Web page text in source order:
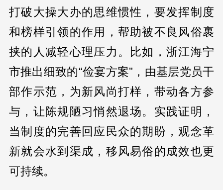
打破大操大办的思维惯性，要发挥制度
和榜样引领的作用，帮助被不良风俗裹
挟的人减轻心理压力。比如，浙江海宁
市推出细致的“俭宴方案”，由基层党员干
部作示范，为新风尚打样，带动各方参
与，让陈规陋习悄然退场。实践证明，
当制度的完善回应民众的期盼，观念革
新就会水到渠成，移风易俗的成效也更
可持续。